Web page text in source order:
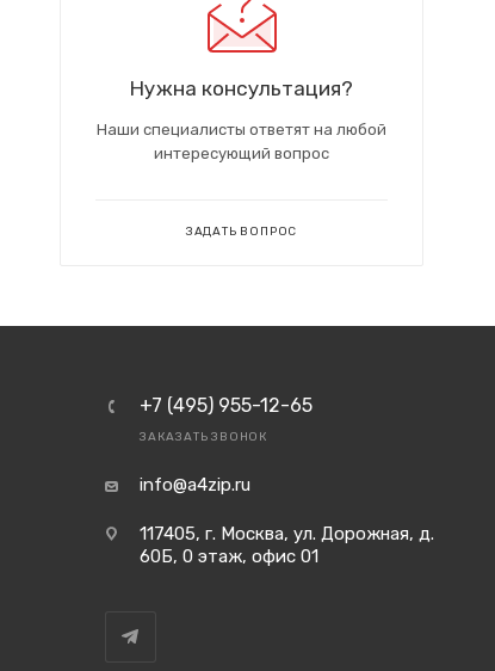
Нужна консультация?
Наши специалисты ответят на любой
интересующий вопрос
ЗАДАТЬ ВОПРОС
+7 (495) 955-12-65
ЗАКАЗАТЬ ЗВОНОК
info@a4zip.ru
117405, г. Москва, ул. Дорожная, д.
60Б, 0 этаж, офис 01